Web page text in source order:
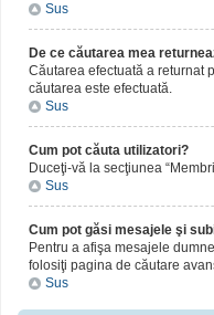
Sus
De ce căutarea mea
Căutarea efectuată a returnat
căutarea este efectuată.
Sus
Cum pot căuta utilizatori?
Duceţi-vă la secţiunea
Sus
Cum pot găsi mesajele şi
Pentru a afişa mesajele
folosiţi pagina de căutare
Sus